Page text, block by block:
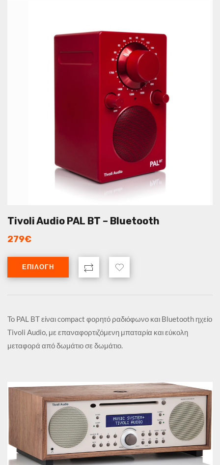
Tivoli Audio PAL BT – Bluetooth
279€
ΕΠΙΛΟΓΉ
Το PAL BT είναι compact φορητό ραδιόφωνο και Bluetooth ηχείο
Tivoli Audio, με επαναφορτιζόμενη μπαταρία και εύκολη
μεταφορά από δωμάτιο σε δωμάτιο.